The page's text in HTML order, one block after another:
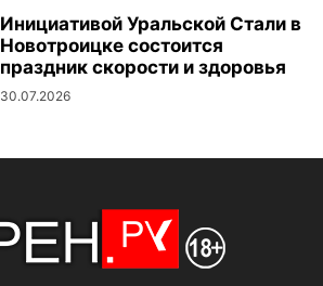
Инициативой Уральской Стали в
Новотроицке состоится
праздник скорости и здоровья
30.07.2026